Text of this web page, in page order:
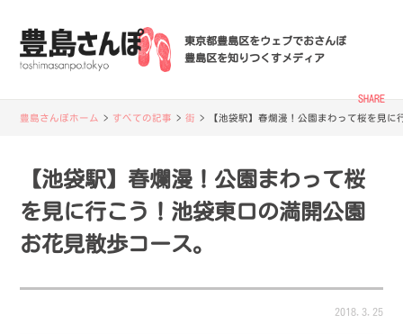
東京都豊島区をウェブでおさんぽ
豊島区を知りつくすメディア
豊島さんぽホーム > すべての記事 >街 > 【池袋駅】春爛漫！公園まわって桜を見
SHARE
【池袋駅】春爛漫！公園まわって桜
を見に行こう！池袋東口の満開公園
お花見散歩コース。
2018.3.25